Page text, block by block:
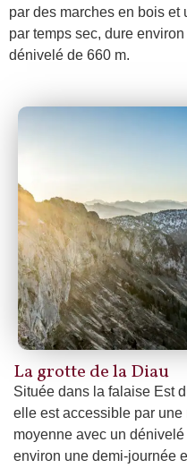
par des marches en bois
par temps sec, dure
dénivelé de 660 m.
La grotte de la Diau
Située dans la falaise Est
elle est accessible par
moyenne avec un
environ une demi-journée